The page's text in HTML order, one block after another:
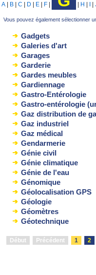
A B C D E F H
Vous pouvez également sélectionner
Gadgets
Galeries d'art
Garages
Garderie
Gardes meubles
Gardiennage
Gastro-Entérologie
Gastro-entérologie
Gaz distribution de
Gaz industriel
Gaz médical
Gendarmerie
Génie civil
Génie climatique
Génie de l'eau
Génomique
Géolocalisation GPS
Géologie
Géomètres
Géotechnique
Début Précédent 1 2